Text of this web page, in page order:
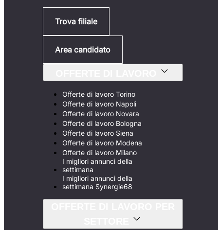
Trova filiale
Area candidato
Offerte di lavoro Torino
Offerte di lavoro Napoli
Offerte di lavoro Novara
Offerte di lavoro Bologna
Offerte di lavoro Siena
Offerte di lavoro Modena
Offerte di lavoro Milano
I migliori annunci della
settimana
I migliori annunci della
settimana Synergie68